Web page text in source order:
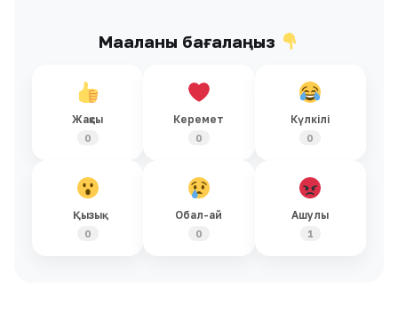
Мақаланы бағалаңыз
Жақсы
0
Керемет
0
Күлкілі
0
Қызық
0
Обал-ай
0
Ашулы
1